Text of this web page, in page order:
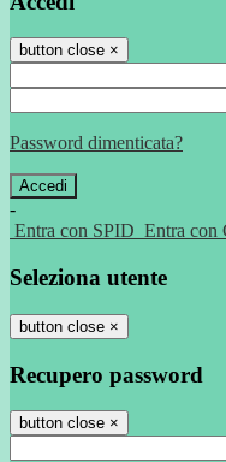
button close ×
Password dimenticata?
-
Entra con SPID Entra con
Seleziona utente
button close ×
Recupero password
button close ×